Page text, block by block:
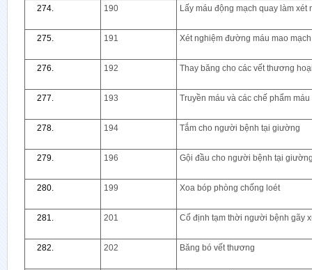
190 Lấy máu động mạch quay làm xét
191 Xét nghiệm đường máu mao
192 Thay băng cho các vết thương
193 Truyền máu và các chế phẩm máu
194 Tắm cho người bệnh tại giường
196 Gội đầu cho người bệnh tại
199 Xoa bóp phòng chống loét
201 Cố định tạm thời người bệnh gãy
202 Băng bó vết thương